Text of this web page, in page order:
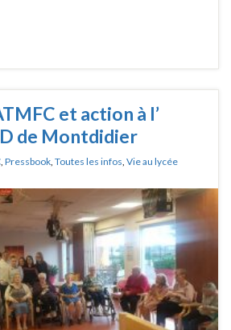
et action à l’
de Montdidier
Pressbook Toutes les infos Vie au lycée